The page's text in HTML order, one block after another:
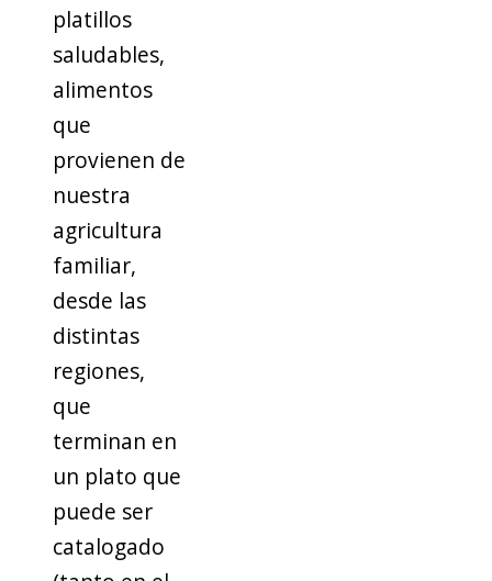
platillos
saludables,
alimentos
que
provienen de
nuestra
agricultura
familiar,
desde las
distintas
regiones,
que
terminan en
un plato que
puede ser
catalogado